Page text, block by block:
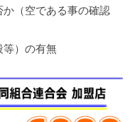
か（空である事の確認
等）の有無